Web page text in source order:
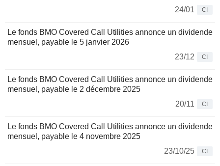
24/01
CI
Le fonds BMO Covered Call Utilities annonce un dividende
mensuel, payable le 5 janvier 2026
23/12
CI
Le fonds BMO Covered Call Utilities annonce un dividende
mensuel, payable le 2 décembre 2025
20/11
CI
Le fonds BMO Covered Call Utilities annonce un dividende
mensuel, payable le 4 novembre 2025
23/10/25
CI